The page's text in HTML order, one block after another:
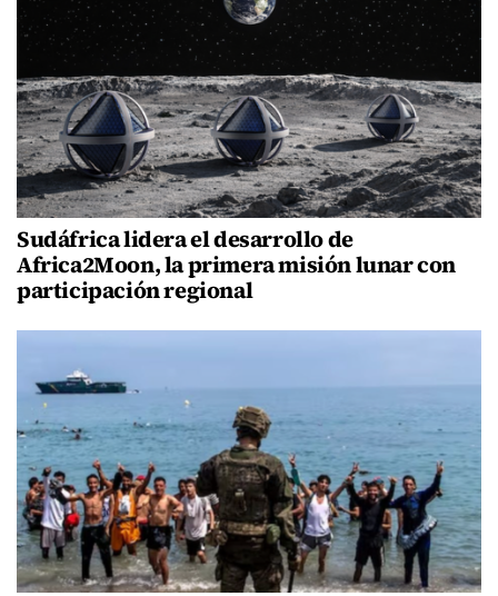
Sudáfrica lidera el desarrollo de
Africa2Moon, la primera misión lunar con
participación regional